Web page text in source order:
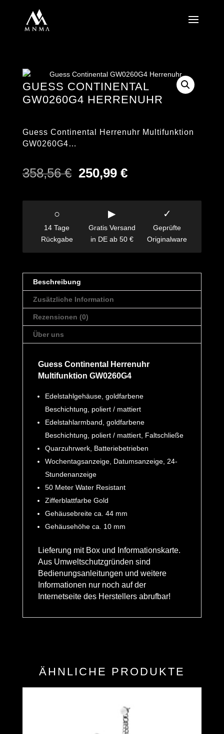
GUESS CONTINENTAL
GW0260G4 HERRENUHR
Guess Continental Herrenuhr Multifunktion
GW0260G4…
358,56€ Ursprünglicher
Preis
358,56 €
250,99 €Aktueller
250,99 €.
○
14 Tage
Rückgabe
▶
Gratis Versand
in DE ab 50 €
✓
Geprüfte
Originalware
Beschreibung
Zusätzliche Information
Rezensionen (0)
Über uns
Guess Continental Herrenuhr
Multifunktion GW0260G4
Edelstahlgehäuse, goldfarbene
Beschichtung, poliert / mattiert
Edelstahlarmband, goldfarbene
Beschichtung, poliert / mattiert, Faltschließe
Quarzuhrwerk, Batteriebetrieben
Wochentagsanzeige, Datumsanzeige, 24-
Stundenanzeige
50 Meter Water Resistant
Zifferblattfarbe Gold
Gehäusebreite ca. 44 mm
Gehäusehöhe ca. 10 mm
Lieferung mit Box und Informationskarte.
Aus Umweltschutzgründen sind
Bedienungsanleitungen und weitere
Informationen nur noch auf der
Internetseite des Herstellers abrufbar!
ÄHNLICHE PRODUKTE